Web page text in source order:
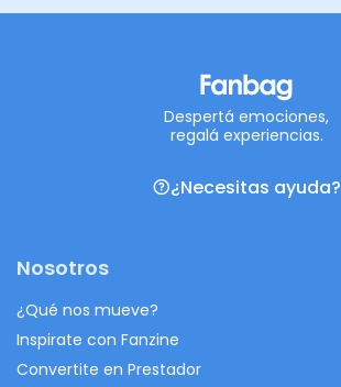
Despertá emociones,
regalá experiencias.
¿Necesitas ayuda?
Nosotros
¿Qué nos mueve?
Inspirate con Fanzine
Convertite en Prestador